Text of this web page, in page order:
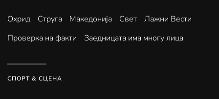
Охрид Струга Македонија Свет
Лажни Вести
Проверка на факти
Заедницата има многу лица
СПОРТ & СЦЕНА